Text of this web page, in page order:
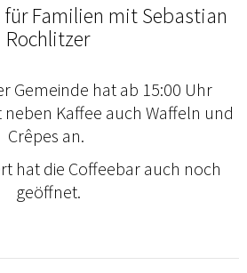
Familien mit Sebastian
Rochlitzer
Gemeinde hat ab 15:00 Uhr
Kaffee auch Waffeln und
Crêpes an.
hat die Coffeebar auch noch
geöffnet.